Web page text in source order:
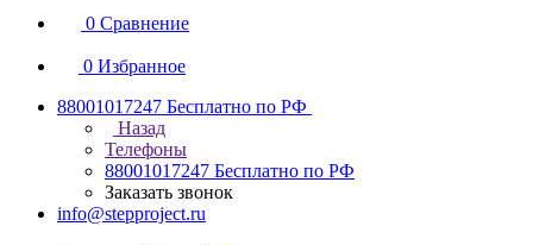
0 Сравнение
0 Избранное
88001017247 Бесплатно по РФ
Назад
Телефоны
88001017247 Бесплатно по РФ
Заказать звонок
info@stepproject.ru